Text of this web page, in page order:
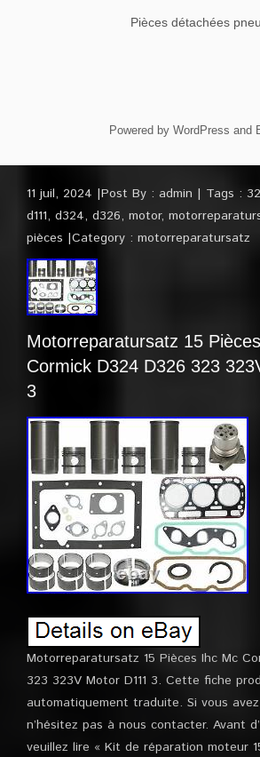
Pièces détachées
Powered by WordPress and
11 juil, 2024 Post By : admin Tags :
d111, d324, d326, motor,
pièces Category : motorreparatursatz
Motorreparatursatz 15
Cormick D324 D326 323
3
Motorreparatursatz 15 Pièces Ihc Mc
323 323V Motor D111 3. Cette fiche
automatiquement traduite. Si vous
n’hésitez pas à nous contacter. Avant
veuillez lire « Kit de réparation moteur